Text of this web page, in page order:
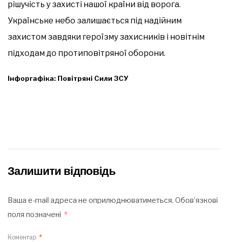
рішучість у захисті нашої країни від ворога.
Українське небо залишається під надійним
захистом завдяки героїзму захисників і новітнім
підходам до протиповітряної оборони.
Інфоргафіка: Повітряні Сили ЗСУ
Залишити відповідь
Ваша e-mail адреса не оприлюднюватиметься. Обов’язкові
поля позначені *
Коментар *